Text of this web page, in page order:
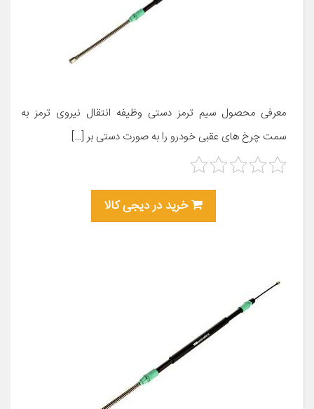
معرفی محصول سیم ترمز دستی وظیفه انتقال نیروی ترمز به
سمت چرخ های عقبی خودرو را به صورت دستی بر […]
خرید در دیجی کالا